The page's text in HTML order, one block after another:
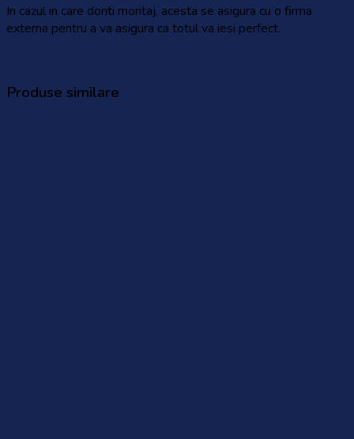
In cazul in care doriti montaj, acesta se asigura cu o firma
externa pentru a va asigura ca totul va iesi perfect.
Produse similare